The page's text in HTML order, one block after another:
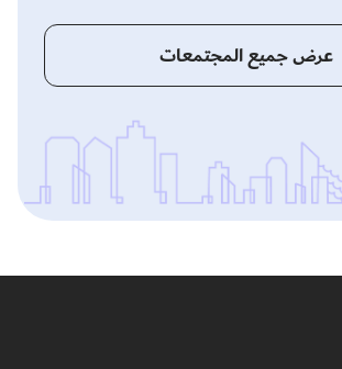
عرض جميع المجتمعات